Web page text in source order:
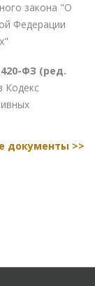
закона "О
Федерации
ФЗ (ред.
Кодекс
документы >>